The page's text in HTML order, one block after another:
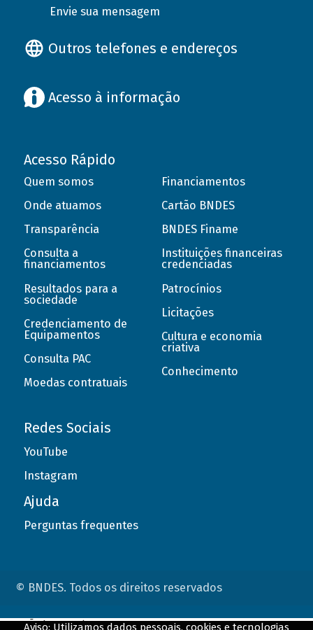
Envie sua mensagem
Outros telefones e endereços
Acesso à informação
Acesso Rápido
Quem somos
Onde atuamos
Transparência
Consulta a
financiamentos
Resultados para a
sociedade
Credenciamento de
Equipamentos
Consulta PAC
Moedas contratuais
Financiamentos
Cartão BNDES
BNDES Finame
Instituições financeiras
credenciadas
Patrocínios
Licitações
Cultura e economia
criativa
Conhecimento
Redes Sociais
YouTube
Instagram
Ajuda
Perguntas frequentes
© BNDES. Todos os direitos reservados
Aviso: Utilizamos dados pessoais, cookies e tecnologias
ConteÃºdo complementar